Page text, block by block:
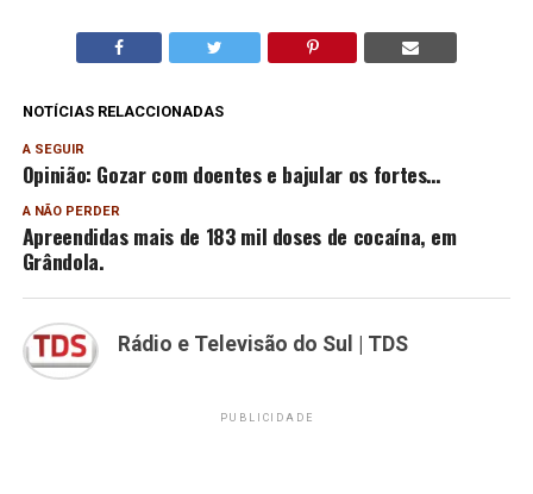
NOTÍCIAS RELACCIONADAS
A SEGUIR
Opinião: Gozar com doentes e bajular os fortes…
A NÃO PERDER
Apreendidas mais de 183 mil doses de cocaína, em
Grândola.
Rádio e Televisão do Sul | TDS
PUBLICIDADE